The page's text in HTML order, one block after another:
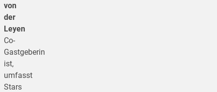
von
der
Leyen
Co-
Gastgeberin
ist,
umfasst
Stars